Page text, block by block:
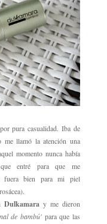
pura casualidad. Iba de
me llamó la atención una
momento nunca había
entré para que me
fuera bien para mi piel
Dulkamara y me dieron
de bambú' para que las